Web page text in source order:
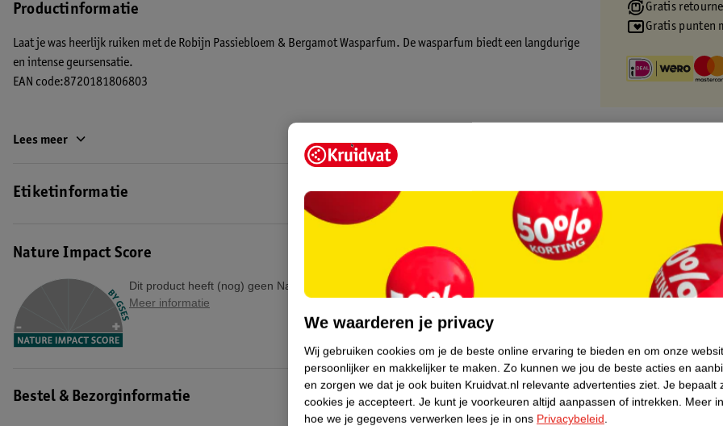
Productinformatie
Laat je was heerlijk ruiken met de Robijn Passiebloem & Bergamot Wasparfum. De wasparfum biedt een langdurige
en intense geursensatie.
EAN code:8720181806803
Lees meer
Etiketinformatie
Nature Impact Score
Dit product heeft (nog) geen Nature Impact Score.
Meer informatie
Bestel & Bezorginformatie
Gratis
Gratis punten
We waarderen je privacy
Wij gebruiken cookies om je de beste online ervaring te bieden en om onze
persoonlijker en makkelijker te maken. Zo kunnen we jou de beste acties en
en zorgen we dat je ook buiten Kruidvat.nl relevante advertenties ziet. Je bepaalt
cookies je accepteert. Je kunt je voorkeuren altijd aanpassen of intrekken. Meer
hoe we je gegevens verwerken lees je in ons Privacybeleid.